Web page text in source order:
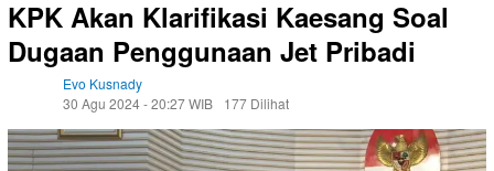
KPK Akan Klarifikasi Kaesang Soal
Dugaan Penggunaan Jet Pribadi
Evo Kusnady
30 Agu 2024 - 20:27 WIB
177 Dilihat